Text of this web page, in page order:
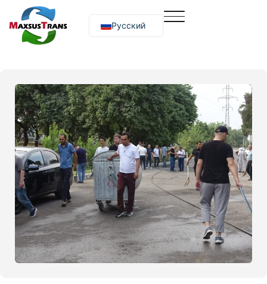
Русский
O‘zbekcha